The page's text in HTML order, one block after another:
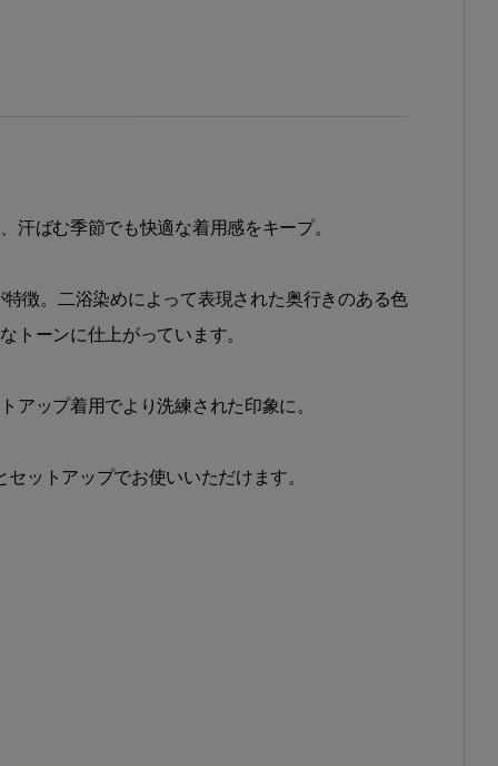
汗ばむ季節でも快適な着用感をキープ。
徴。二浴染めによって表現された奥行きのある色
トーンに仕上がっています。
アップ着用でより洗練された印象に。
セットアップでお使いいただけます。